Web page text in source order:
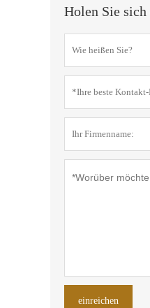
Holen Sie
einreichen